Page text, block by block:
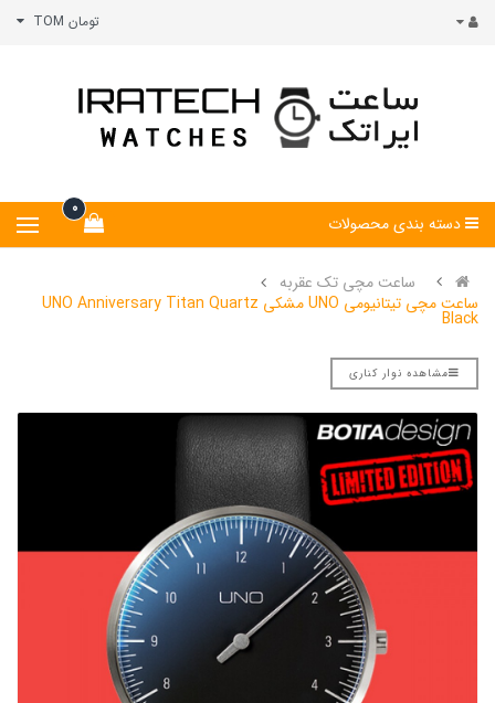
تومان TOM
0
دسته بندی محصولات
ساعت مچی تک عقربه
ساعت مچی تیتانیومی UNO مشکی UNO Anniversary Titan Quartz
Black
مشاهده نوار کناری